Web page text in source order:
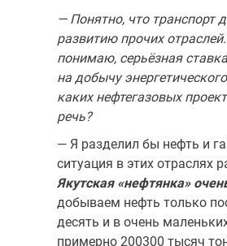
— Понятно, что транспорт
развитию прочих
понимаю, серьёзная
на добычу
каких нефтегазовых
речь?
— Я разделил бы нефть и
ситуация в этих отраслях
Якутская «нефтянка»
добываем нефть только
десять и в очень
примерно 200­300 тысяч